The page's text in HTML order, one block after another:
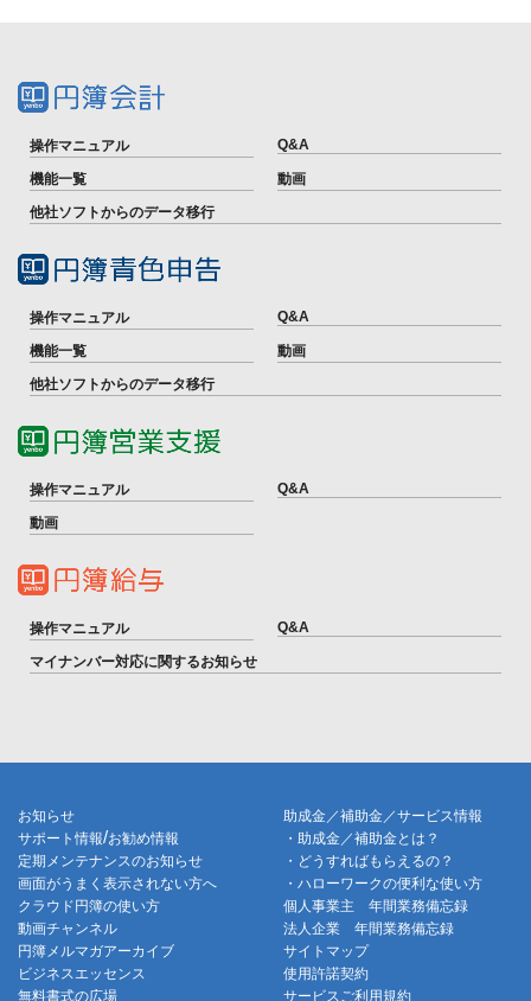
操作マニュアル Q&A
機能一覧
動画
他社ソフトからのデータ移行
操作マニュアル Q&A
機能一覧
動画
他社ソフトからのデータ移行
操作マニュアル Q&A
動画
操作マニュアル Q&A
マイナンバー対応に関するお知らせ
お知らせ
サポート情報/お勧め情報
定期メンテナンスのお知らせ
画面がうまく表示されない方へ
クラウド円簿の使い方
動画チャンネル
円簿メルマガアーカイブ
助成金／補助金／サービス情報
・助成金／補助金とは？
・どうすればもらえるの？
・ハローワークの便利な使い方
個人事業主 年間業務備忘録
法人企業 年間業務備忘録
サイトマップ
ビジネスエッセンス
無料書式の広場
使用許諾契約
サービスご利用規約